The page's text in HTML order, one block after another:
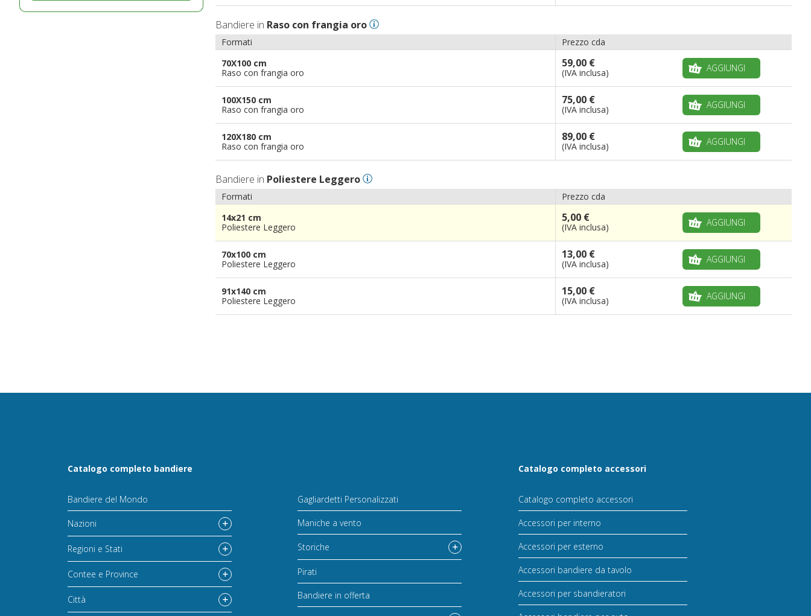
Bandiere in Raso con frangia oro
Formati
Prezzo cda
70X100 cm
Raso con frangia oro
59,00 €
(IVA inclusa) AGGIUNGI
100X150 cm
Raso con frangia oro
75,00 €
(IVA inclusa) AGGIUNGI
120X180 cm
Raso con frangia oro
89,00 €
(IVA inclusa) AGGIUNGI
Bandiere in Poliestere Leggero
Formati
Prezzo cda
14x21 cm
Poliestere Leggero
5,00 €
(IVA inclusa) AGGIUNGI
70x100 cm
Poliestere Leggero
13,00 €
(IVA inclusa) AGGIUNGI
91x140 cm
Poliestere Leggero
15,00 €
(IVA inclusa) AGGIUNGI
Catalogo completo bandiere
Bandiere del Mondo
Nazioni
Regioni e Stati
Contee e Province
Città
Gagliardetti Personalizzati
Maniche a vento
Storiche
Pirati
Bandiere in offerta
Catalogo completo accessori
Catalogo completo accessori
Accessori per interno
Accessori per esterno
Accessori bandiere da tavolo
Accessori per sbandieratori